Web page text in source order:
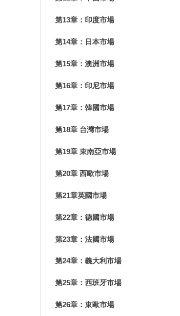
第13章：印度市場
第14章：日本市場
第15章：澳洲市場
第16章：印尼市場
第17章：韓國市場
第18章 台灣市場
第19章 東南亞市場
第20章 西歐市場
第21章英國市場
第22章：德國市場
第23章：法國市場
第24章：義大利市場
第25章：西班牙市場
第26章：東歐市場